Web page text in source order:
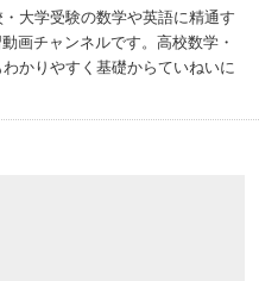
大学受験の数学や英語に精通す
画チャンネルです。高校数学・
かりやすく基礎からていねいに